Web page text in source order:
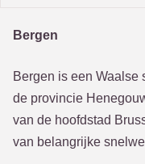
Bergen
Bergen is een Waalse
de provincie
van de hoofdstad
van belangrijke